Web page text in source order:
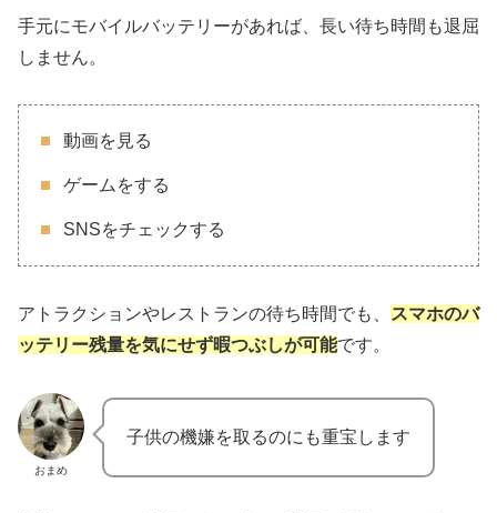
手元にモバイルバッテリーがあれば、長い待ち時間も退屈
しません。
動画を見る
ゲームをする
SNSをチェックする
アトラクションやレストランの待ち時間でも、
スマホのバ
ッテリー残量を気にせず暇つぶしが可能です。
おまめ
子供の機嫌を取るのにも重宝します